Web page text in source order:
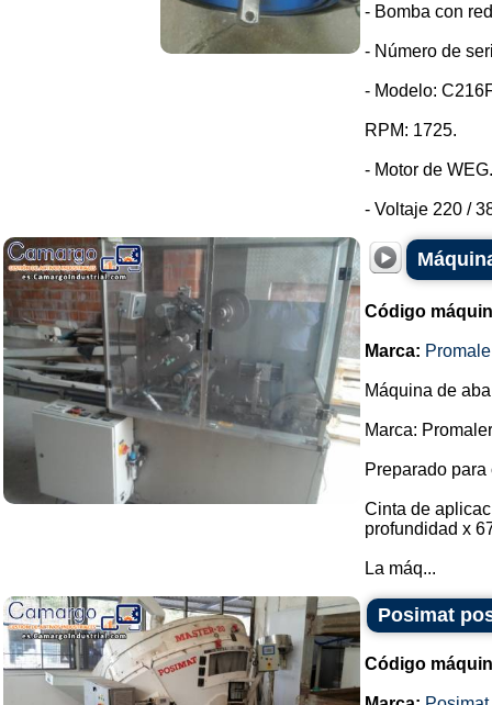
- Bomba con
- Número de
- Modelo:
RPM: 1725.
- Motor de WEG.
- Voltaje 220 /
Código
Marca:
Máquina de
Marca:
Preparado
Cinta de
profundidad x
La máq...
Posimat
Código